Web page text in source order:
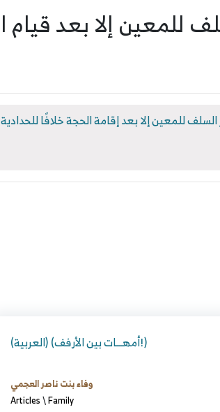
للمعين إلا بعد قيام
للمعين إلا بعد إقامة الحجة خلافًا
(العربية) (أمهـــات بين الأرفف!)
وفاء بنت ناصر العجمي
Articles\Family